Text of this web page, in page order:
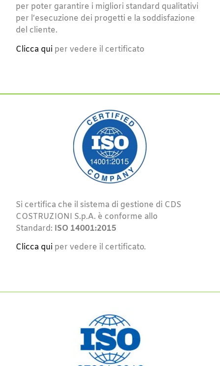
per poter garantire i migliori standard qualitativi
per l’esecuzione dei progetti e la soddisfazione
del cliente.
Clicca qui per vedere il certificato
Si certifica che il sistema di gestione di CDS
COSTRUZIONI S.p.A. è conforme allo
Standard: ISO 14001:2015
Clicca qui per vedere il certificato.